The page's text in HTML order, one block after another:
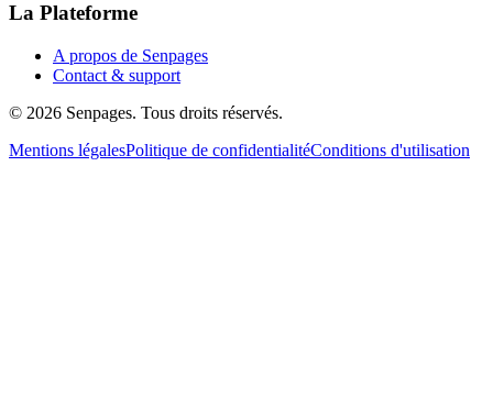
La Plateforme
A propos de Senpages
Contact & support
© 2026 Senpages. Tous droits réservés.
Mentions légalesPolitique de confidentialitéConditions d'utilisation